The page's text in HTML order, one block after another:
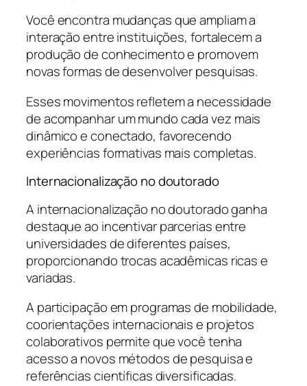
Você encontra mudanças que ampliam a
interação entre instituições, fortalecem a
produção de conhecimento e promovem
novas formas de desenvolver pesquisas.
Esses movimentos refletem a necessidade
de acompanhar um mundo cada vez mais
dinâmico e conectado, favorecendo
experiências formativas mais completas.
Internacionalização no doutorado
A internacionalização no doutorado ganha
destaque ao incentivar parcerias entre
universidades de diferentes países,
proporcionando trocas acadêmicas ricas e
variadas.
A participação em programas de mobilidade,
coorientações internacionais e projetos
colaborativos permite que você tenha
acesso a novos métodos de pesquisa e
referências científicas diversificadas.